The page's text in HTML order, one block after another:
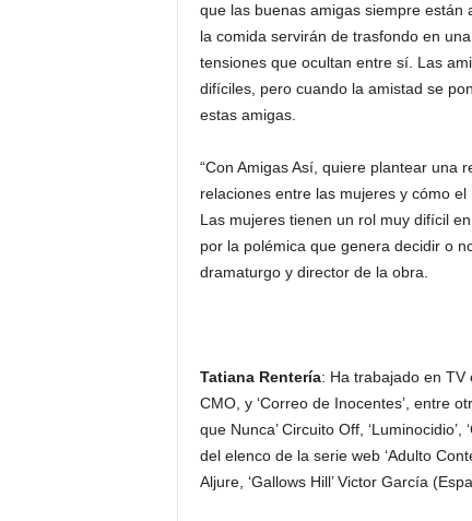
que las buenas amigas siempre
la comida servirán de trasfondo en
tensiones que ocultan entre sí. Las
difíciles, pero cuando la amistad se
estas amigas.
“Con Amigas Así, quiere plantear una
relaciones entre las mujeres y cómo
Las mujeres tienen un rol muy difícil
por la polémica que genera decidir o
dramaturgo y director de la obra.
Tatiana Rentería: Ha trabajado en TV
CMO, y ‘Correo de Inocentes’, entre
que Nunca’ Circuito Off,
del elenco de la serie web ‘Adulto
Aljure, ‘Gallows Hill’ Victor García